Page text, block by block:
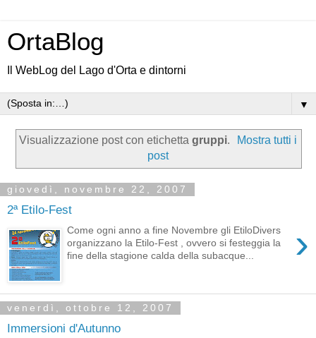
OrtaBlog
Il WebLog del Lago d'Orta e dintorni
▼
Visualizzazione post con etichetta gruppi.
Mostra tutti i
post
giovedì, novembre 22, 2007
2ª Etilo-Fest
›
Come ogni anno a fine Novembre gli EtiloDivers
organizzano la Etilo-Fest , ovvero si festeggia la
fine della stagione calda della subacque...
venerdì, ottobre 12, 2007
Immersioni d'Autunno